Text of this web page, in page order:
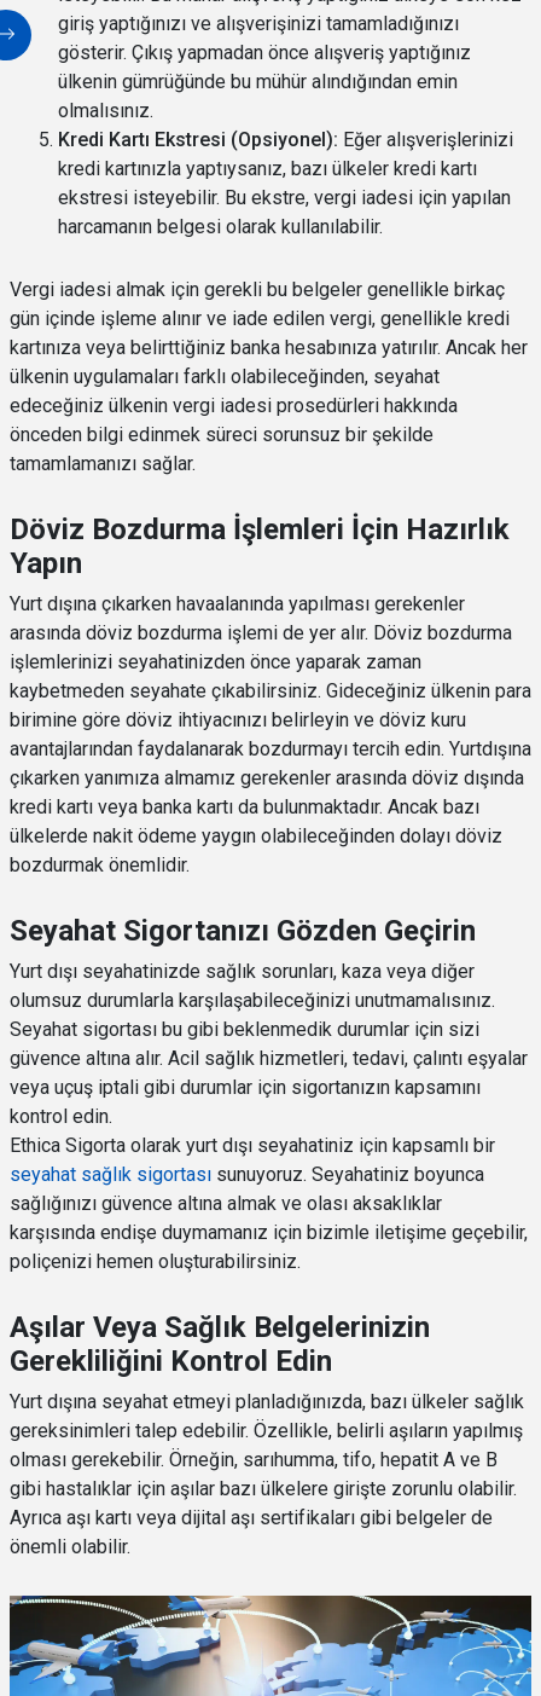
giriş yaptığınızı ve alışverişinizi tamamladığınızı
gösterir. Çıkış yapmadan önce alışveriş yaptığınız
ülkenin gümrüğünde bu mühür alındığından emin
olmalısınız.
Kredi Kartı Ekstresi (Opsiyonel): Eğer alışverişlerinizi
kredi kartınızla yaptıysanız, bazı ülkeler kredi kartı
ekstresi isteyebilir. Bu ekstre, vergi iadesi için yapılan
harcamanın belgesi olarak kullanılabilir.
Vergi iadesi almak için gerekli bu belgeler genellikle birkaç
gün içinde işleme alınır ve iade edilen vergi, genellikle kredi
kartınıza veya belirttiğiniz banka hesabınıza yatırılır. Ancak her
ülkenin uygulamaları farklı olabileceğinden, seyahat
edeceğiniz ülkenin vergi iadesi prosedürleri hakkında
önceden bilgi edinmek süreci sorunsuz bir şekilde
tamamlamanızı sağlar.
Döviz Bozdurma İşlemleri İçin Hazırlık
Yapın
Yurt dışına çıkarken havaalanında yapılması gerekenler
arasında döviz bozdurma işlemi de yer alır. Döviz bozdurma
işlemlerinizi seyahatinizden önce yaparak zaman
kaybetmeden seyahate çıkabilirsiniz. Gideceğiniz ülkenin para
birimine göre döviz ihtiyacınızı belirleyin ve döviz kuru
avantajlarından faydalanarak bozdurmayı tercih edin. Yurtdışına
çıkarken yanımıza almamız gerekenler arasında döviz dışında
kredi kartı veya banka kartı da bulunmaktadır. Ancak bazı
ülkelerde nakit ödeme yaygın olabileceğinden dolayı döviz
bozdurmak önemlidir.
Seyahat Sigortanızı Gözden Geçirin
Yurt dışı seyahatinizde sağlık sorunları, kaza veya diğer
olumsuz durumlarla karşılaşabileceğinizi unutmamalısınız.
Seyahat sigortası bu gibi beklenmedik durumlar için sizi
güvence altına alır. Acil sağlık hizmetleri, tedavi, çalıntı eşyalar
veya uçuş iptali gibi durumlar için sigortanızın kapsamını
kontrol edin.
Ethica Sigorta olarak yurt dışı seyahatiniz için kapsamlı bir
seyahat sağlık sigortası sunuyoruz. Seyahatiniz boyunca
sağlığınızı güvence altına almak ve olası aksaklıklar
karşısında endişe duymamanız için bizimle iletişime geçebilir,
poliçenizi hemen oluşturabilirsiniz.
Aşılar Veya Sağlık Belgelerinizin
Gerekliliğini Kontrol Edin
Yurt dışına seyahat etmeyi planladığınızda, bazı ülkeler sağlık
gereksinimleri talep edebilir. Özellikle, belirli aşıların yapılmış
olması gerekebilir. Örneğin, sarıhumma, tifo, hepatit A ve B
gibi hastalıklar için aşılar bazı ülkelere girişte zorunlu olabilir.
Ayrıca aşı kartı veya dijital aşı sertifikaları gibi belgeler de
önemli olabilir.